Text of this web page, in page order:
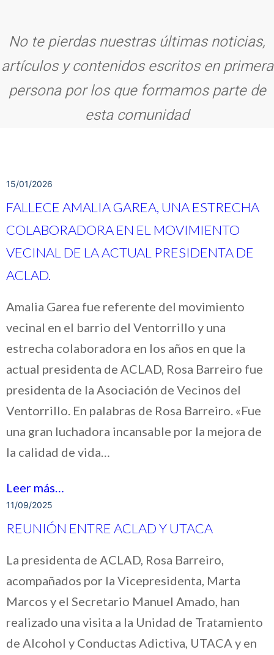
No te pierdas nuestras últimas noticias,
artículos y contenidos escritos en primera
persona por los que formamos parte de
esta comunidad
15/01/2026
FALLECE AMALIA GAREA, UNA ESTRECHA
COLABORADORA EN EL MOVIMIENTO
VECINAL DE LA ACTUAL PRESIDENTA DE
ACLAD.
Amalia Garea fue referente del movimiento
vecinal en el barrio del Ventorrillo y una
estrecha colaboradora en los años en que la
actual presidenta de ACLAD, Rosa Barreiro fue
presidenta de la Asociación de Vecinos del
Ventorrillo. En palabras de Rosa Barreiro. «Fue
una gran luchadora incansable por la mejora de
la calidad de vida…
Leer más…
11/09/2025
REUNIÓN ENTRE ACLAD Y UTACA
La presidenta de ACLAD, Rosa Barreiro,
acompañados por la Vicepresidenta, Marta
Marcos y el Secretario Manuel Amado, han
realizado una visita a la Unidad de Tratamiento
de Alcohol y Conductas Adictiva, UTACA y en